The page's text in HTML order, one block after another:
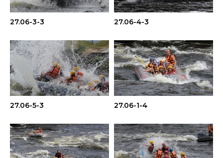
27.06-3-3 27.06-4-3
27.06-5-3 27.06-1-4